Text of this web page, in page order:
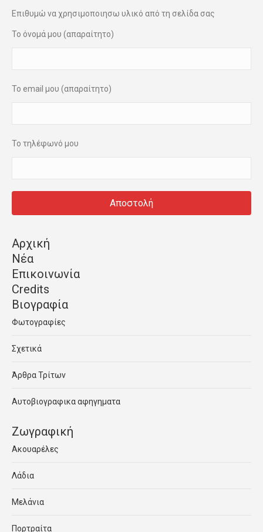
Επιθυμώ να χρησιμοποιησω υλικό από τη σελίδα σας
Το όνομά μου (απαραίτητο)
Το email μου (απαραίτητο)
Το τηλέφωνό μου
Αρχική
Νέα
Επικοινωνία
Credits
Βιογραφία
Φωτογραφίες
Σχετικά
Άρθρα Τρίτων
Αυτοβιογραφικα αφηγηματα
Ζωγραφική
Ακουαρέλες
Λάδια
Μελάνια
Πορτραίτα